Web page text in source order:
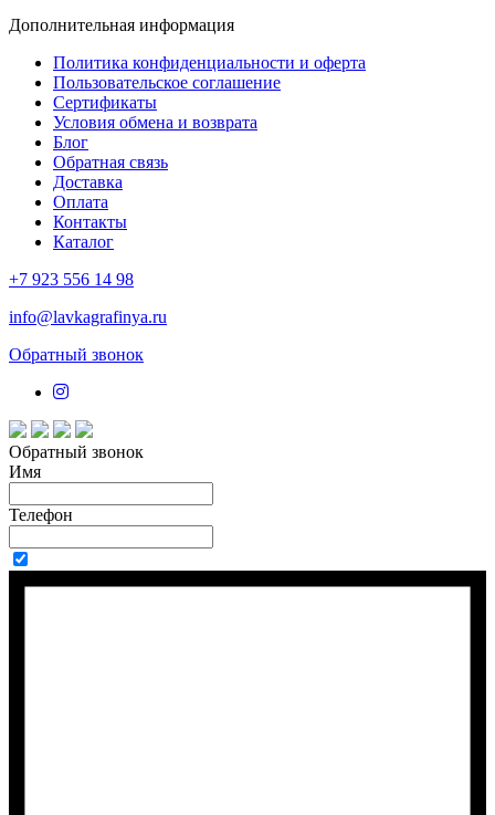
Дополнительная информация
Политика конфиденциальности и оферта
Пользовательское соглашение
Сертификаты
Условия обмена и возврата
Блог
Обратная связь
Доставка
Оплата
Контакты
Каталог
+7 923 556 14 98
info@lavkagrafinya.ru
Обратный звонок
Обратный звонок
Имя
Телефон